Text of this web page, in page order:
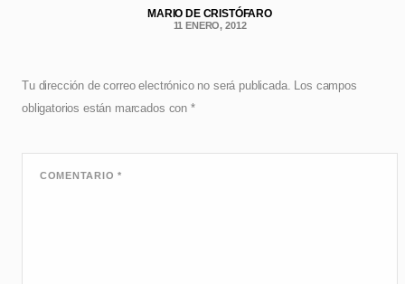
MARIO DE CRISTÓFARO
11 ENERO, 2012
Tu dirección de correo electrónico no será publicada. Los campos
obligatorios están marcados con *
COMENTARIO*